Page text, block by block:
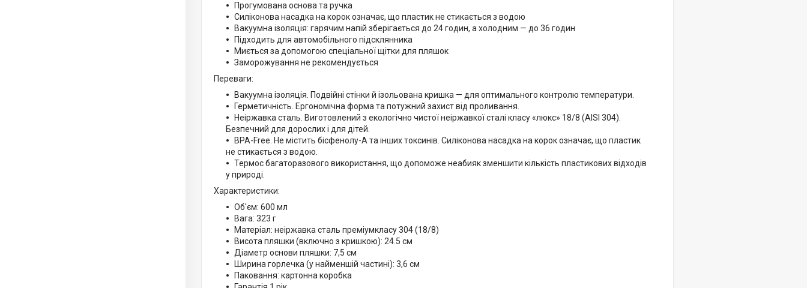
Прогумована основа та ручка
Силіконова насадка на корок означає, що пластик не стикається з водою
Вакуумна ізоляція: гарячим напій зберігається до 24 годин, а холодним — до 36 годин
Підходить для автомобільного підсклянника
Миється за допомогою спеціальної щітки для пляшок
Заморожування не рекомендується
Переваги:
Вакуумна ізоляція. Подвійні стінки й ізольована кришка — для оптимального контролю температури.
Герметичність. Ергономічна форма та потужний захист від проливання.
Неіржавка сталь. Виготовлений з екологічно чистої неіржавкої сталі класу «люкс» 18/8 (AISI 304).
Безпечний для дорослих і для дітей.
BPA-Free. Не містить бісфенолу-А та інших токсинів. Силіконова насадка на корок означає, що пластик
не стикається з водою.
Термос багаторазового використання, що допоможе неабияк зменшити кількість пластикових відходів
у природі.
Характеристики:
Об'єм: 600 мл
Вага: 323 г
Матеріал: неіржавка сталь преміумкласу 304 (18/8)
Висота пляшки (включно з кришкою): 24.5 см
Діаметр основи пляшки: 7,5 см
Ширина горлечка (у найменшій частині): 3,6 см
Паковання: картонна коробка